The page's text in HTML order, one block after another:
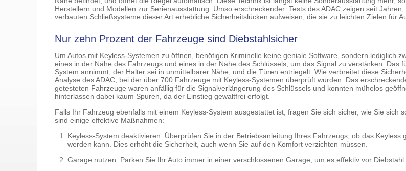
Herstellern und Modellen zur Serienausstattung. Umso erschreckender: Tests des ADAC zeigen seit
verbauten Schließsysteme dieser Art erhebliche Sicherheitslücken aufweisen, die sie zu leichten Zielen für
Nur zehn Prozent der Fahrzeuge sind Diebstahlsicher
Um Autos mit Keyless-Systemen zu öffnen, benötigen Kriminelle keine geniale Software, sondern lediglich
eines in der Nähe des Fahrzeugs und eines in der Nähe des Schlüssels, um das Signal zu verstärken. Das
System annimmt, der Halter sei in unmittelbarer Nähe, und die Türen entriegelt. Wie verbreitet diese
Analyse des ADAC, bei der über 700 Fahrzeuge mit Keyless-Systemen überprüft wurden. Das
getesteten Fahrzeuge waren anfällig für die Signalverlängerung des Schlüssels und konnten mühelos
hinterlassen dabei kaum Spuren, da der Einstieg gewaltfrei erfolgt.
Falls Ihr Fahrzeug ebenfalls mit einem Keyless-System ausgestattet ist, fragen Sie sich sicher, wie Sie sich
sind einige effektive Maßnahmen:
Keyless-System deaktivieren: Überprüfen Sie in der Betriebsanleitung Ihres Fahrzeugs, ob das Keyless
werden kann. Dies erhöht die Sicherheit, auch wenn Sie auf den Komfort verzichten müssen.
Garage nutzen: Parken Sie Ihr Auto immer in einer verschlossenen Garage, um es effektiv vor Diebstahl